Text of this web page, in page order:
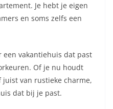
Je hebt je eigen
en soms zelfs een
een vakantiehuis dat past
Of je nu houdt
van rustieke charme,
dat bij je past.